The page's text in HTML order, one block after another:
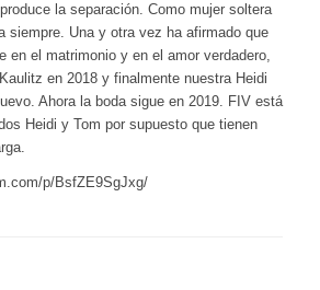
la separación. Como mujer soltera
siempre. Una y otra vez ha afirmado que
en el matrimonio y en el amor verdadero,
en 2018 y finalmente nuestra Heidi
Ahora la boda sigue en 2019. FIV está
Heidi y Tom por supuesto que tienen
p/BsfZE9SgJxg/